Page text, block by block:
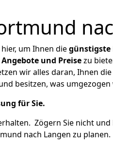
um Ihnen diegünstigste
und Preisezu
wir alles daran, Ihnen
besitzen, was
für Sie.
Zögern Sie nicht und
nach Langen zu planen.